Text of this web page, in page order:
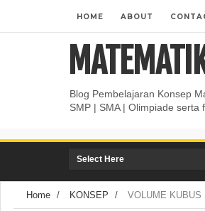
HOME ABOUT
Blog Pembelajaran Konsep
SMP | SMA | Olimpiade serta
Home / KONSEP / VOLUME KUBUS